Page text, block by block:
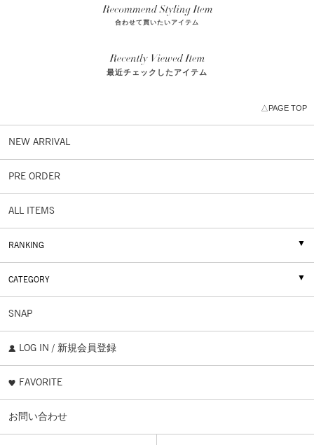
合わせて買いたいアイテム
最近チェックしたアイテム
△PAGE TOP
NEW ARRIVAL
PRE ORDER
ALL ITEMS
RANKING
CATEGORY
SNAP
LOG IN / 新規会員登録
FAVORITE
お問い合わせ